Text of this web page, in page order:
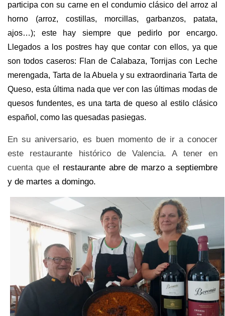
participa con su carne en el condumio clásico del arroz al
horno (arroz, costillas, morcillas, garbanzos, patata,
ajos…); este hay siempre que pedirlo por encargo.
Llegados a los postres hay que contar con ellos, ya que
son todos caseros: Flan de Calabaza, Torrijas con Leche
merengada, Tarta de la Abuela y su extraordinaria Tarta de
Queso, esta última nada que ver con las últimas modas de
quesos fundentes, es una tarta de queso al estilo clásico
español, como las quesadas pasiegas.
En su aniversario, es buen momento de ir a conocer
este restaurante histórico de Valencia. A tener en
cuenta que e l restaurante abre de marzo a septiembre
y de martes a domingo.